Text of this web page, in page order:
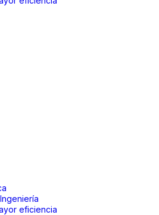
eficiencia